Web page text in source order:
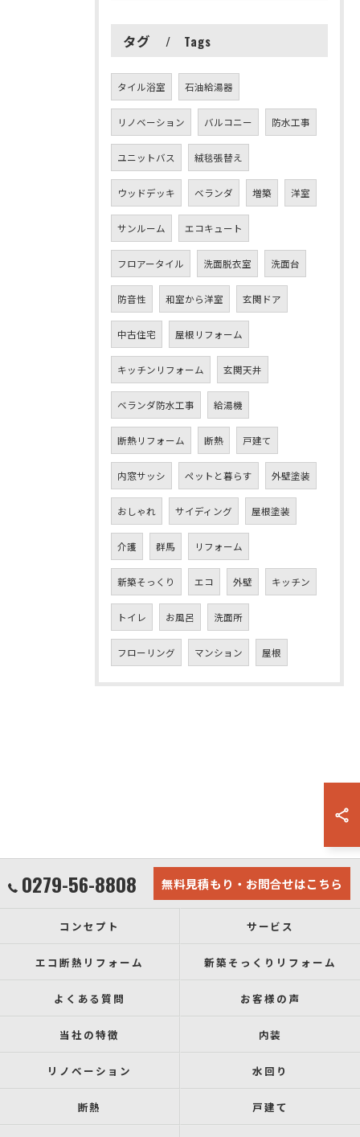
タグ Tags
タイル浴室 石油給湯器
リノベーション バルコニー 防水工事
ユニットバス 絨毯張替え
ウッドデッキ ベランダ 増築 洋室
サンルーム エコキュート
フロアータイル 洗面脱衣室 洗面台
防音性 和室から洋室 玄関ドア
中古住宅 屋根リフォーム
キッチンリフォーム 玄関天井
ベランダ防水工事 給湯機
断熱リフォーム 断熱 戸建て
内窓サッシ ペットと暮らす 外壁塗装
おしゃれ サイディング 屋根塗装
介護 群馬 リフォーム
新築そっくり エコ 外壁 キッチン
トイレ お風呂 洗面所
フローリング マンション 屋根
0279-56-8808 無料見積もり・お問合せはこちら
コンセプト サービス
エコ断熱リフォーム 新築そっくりリフォーム
よくある質問 お客様の声
当社の特徴 内装
リノベーション 水回り
断熱 戸建て